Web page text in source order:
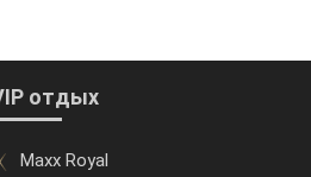
отдых
Maxx Royal